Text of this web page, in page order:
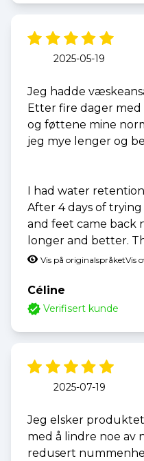
2025-05-19
Jeg hadde
Etter fire dager med
og føttene mine
jeg mye lenger og
I had water
After 4 days of
and feet came back
longer and better.
Vis på originalspråketVis
Céline
Verifisert kunde
2025-07-19
Jeg elsker
med å lindre noe av
redusert